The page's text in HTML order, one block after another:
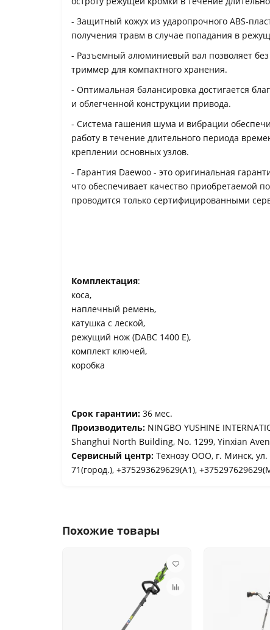
- Защитный кожух из ударопрочного ABS-
получения травм в случае попадания в
- Разъемный алюминиевый вал позволяет
триммер для компактного хранения.
- Оптимальная балансировка достигается
и облегченной конструкции привода.
- Система гашения шума и вибрации
работу в течение длительного периода
креплении основных узлов.
- Гарантия Daewoo - это оригинальная
что обеспечивает качество приобретаемой
проводится только сертифицированными
Комплектация:
коса,
наплечный ремень,
катушка с леской,
режущий нож (DABC 1400 E),
комплект ключей,
коробка
Срок гарантии: 36 мес.
Производитель: NINGBO YUSHINE
Shanghui North Building, No. 1299, Yinxian
Сервисный центр: Технозу ООО, г. Минск, ул.
71(город.), +375293629629(A1),
Похожие товары